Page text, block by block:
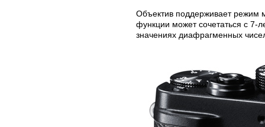
Объектив поддерживает режим
функции может сочетаться с 7-
значениях диафрагменных